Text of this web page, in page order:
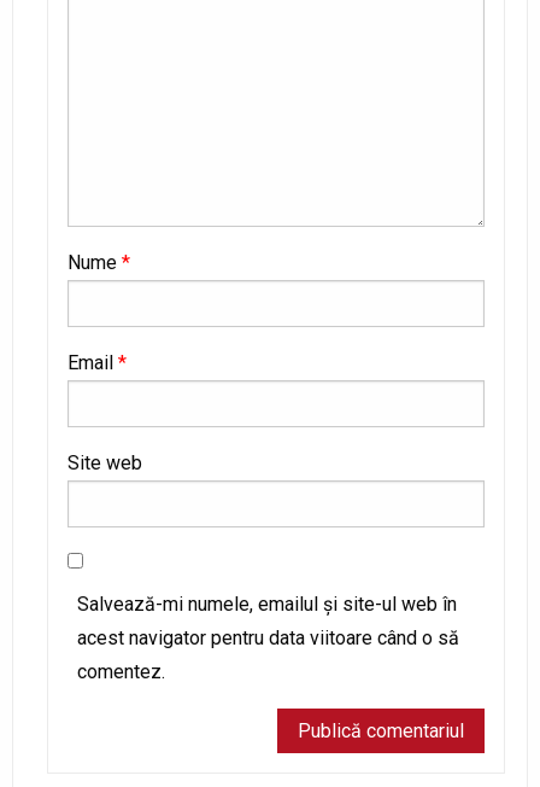
Nume *
Email *
Site web
Salvează-mi numele, emailul și site-ul web în
acest navigator pentru data viitoare când o să
comentez.